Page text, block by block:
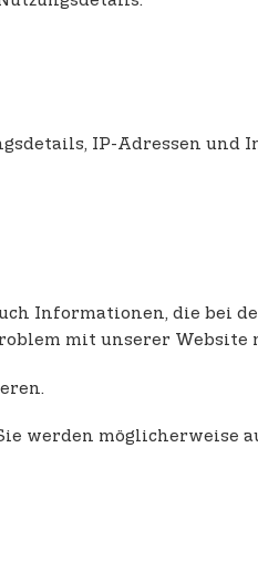
IP-Adressen und
Informationen, die bei
mit unserer Website
werden möglicherweise